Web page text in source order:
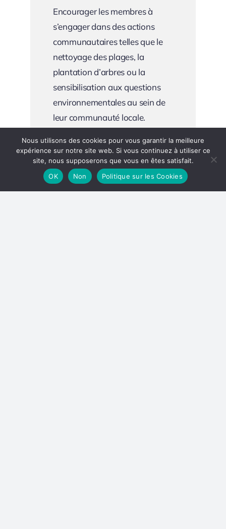
Encourager les membres à
s’engager dans des actions
communautaires telles que le
nettoyage des plages, la
plantation d’arbres ou la
sensibilisation aux questions
environnementales au sein de
leur communauté locale.
Action Communautaire
Nous utilisons des cookies pour vous garantir la meilleure
expérience sur notre site web. Si vous continuez à utiliser ce
site, nous supposerons que vous en êtes satisfait.
OK
Non Politique sur les Cookies